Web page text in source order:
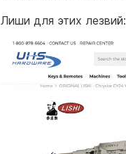
Лиши для этих лезвий: